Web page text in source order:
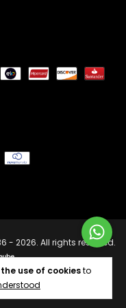
use of cookiesto
- 2026. All rights reserved.